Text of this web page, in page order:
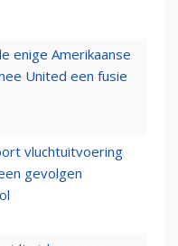
enige Amerikaanse
United een fusie
vluchtuitvoering
gevolgen